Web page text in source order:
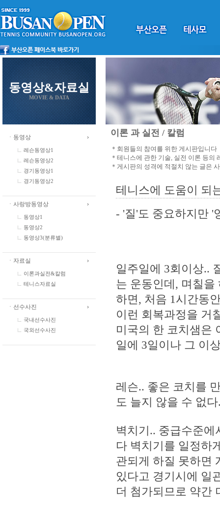
동영상&자료실
MOVIE & DATA
ㆍ동영상
레슨동영상1
레슨동영상2
경기동영상1
경기동영상2
ㆍ사랑방동영상
동영상1
동영상2
동영상3(분류별)
ㆍ자료실
이론과실전&칼럼
테니스자료실
ㆍ선수사진
국내선수사진
국외선수사진
이론 과 실전 / 칼럼
＊회원들의 참여를 위한 게시판입니다
＊테니스에 관한 기술, 실전 이론 등의
＊게시판의 성격에 적절치 않는 글은
테니스에 도움이 되
- '질'도 중요하지만 '
일주일에 3회이상..
는 운동인데, 며칠을
하면, 처음 1시간동
이런 회복과정을 거
미국의 한 코치샘은
일에 3일이나 그 이
레슨.. 좋은 코치를
도 늘지 않을 수 없
벽치기.. 중급수준
다 벽치기를 일정하
관되게 하질 못하면
있다고 경기시에 일
더 첨가되므로 약간